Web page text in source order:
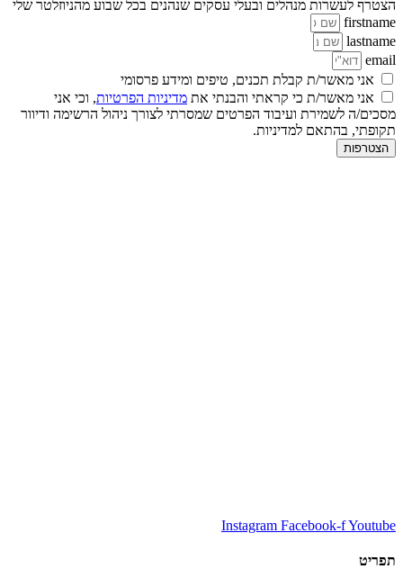
הצטרף לעשרות מנהלים ובעלי עסקים שנהנים בכל שבוע מהניוזלטר שלי
firstname
lastname
email
אני מאשר/ת קבלת תכנים, טיפים ומידע פרסומי
אני מאשר/ת כי קראתי והבנתי את מדיניות הפרטיות, וכי אני
מסכים/ה לשמירת ועיבוד הפרטים שמסרתי לצורך ניהול הרשימה ודיוור
תקופתי, בהתאם למדיניות.
הצטרפות
Instagram Facebook-fYoutube
תפריט